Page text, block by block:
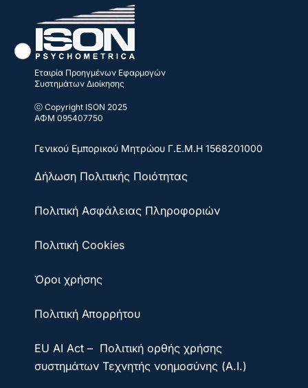
Εταιρία Προηγμένων Εφαρμογών
Συστημάτων Διοίκησης
ⓒ Copyright ISON 2025
ΑΦΜ 095407750
Γενικού Εμπορικού Μητρώου Γ.Ε.Μ.Η 1568201000
Δήλωση Πολιτικής Ποιότητας
Πολιτική Ασφάλειας Πληροφοριών
Πολιτική Cookies
Όροι χρήσης
Πολιτική Απορρήτου
EU AI Act – Πολιτική ορθής χρήσης
συστημάτων Τεχνητής νοημοσύνης (A.I.)